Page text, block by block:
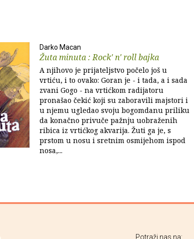
Darko Macan
Žuta minuta : Rock' n' roll bajka
A njihovo je prijateljstvo počelo još u
vrtiću, i to ovako: Goran je - i tada, a i sada
zvani Gogo - na vrtićkom radijatoru
pronašao čekić koji su zaboravili majstori i
u njemu ugledao svoju bogomdanu priliku
da konačno privuče pažnju uobraženih
ribica iz vrtićkog akvarija. Žuti ga je, s
prstom u nosu i sretnim osmijehom ispod
nosa,...
Potraži nas na: